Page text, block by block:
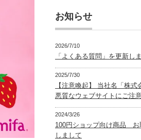
お知らせ
2026/7/10
「よくある質問」を更新し
2025/7/30
【注意喚起】 当社名「株
悪質なウェブサイトにご注
2024/3/26
100円ショップ向け商品 お
しまして